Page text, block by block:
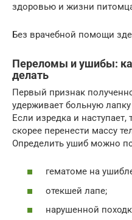
здоровью и жизни
Без врачебной помощи
Переломы и ушибы:
делать
Первый признак
удерживает больную лапку
Если изредка и наступает,
скорее перенести массу
Определить ушиб можно
гематоме на
отекшей лапе;
нарушенной